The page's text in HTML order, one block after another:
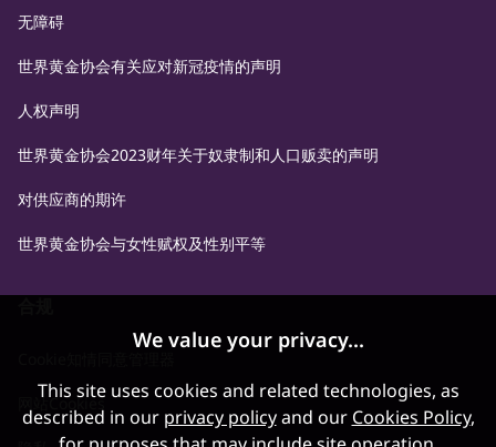
无障碍
世界黄金协会有关应对新冠疫情的声明
人权声明
世界黄金协会2023财年关于奴隶制和人口贩卖的声明
对供应商的期许
世界黄金协会与女性赋权及性别平等
网站Cookies
We value your privacy...
This site uses cookies and related technologies, as
described in our privacy policyand our Cookies Policy,